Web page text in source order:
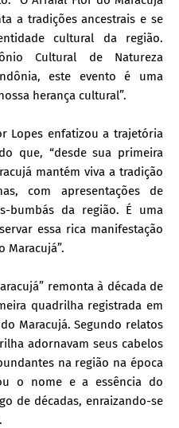
a tradições ancestrais e se
cultural da região.
Cultural de Natureza
este evento é uma
herança cultural”.
Lopes enfatizou a trajetória
que, “desde sua primeira
mantém viva a tradição
com apresentações de
bumbás da região. É uma
essa rica manifestação
Maracujá”.
remonta à década de
quadrilha registrada em
Maracujá. Segundo relatos
adornavam seus cabelos
na região na época
o nome e a essência do
de décadas, enraizando-se